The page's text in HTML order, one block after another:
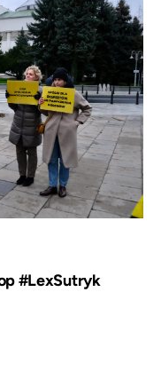
#LexSutryk